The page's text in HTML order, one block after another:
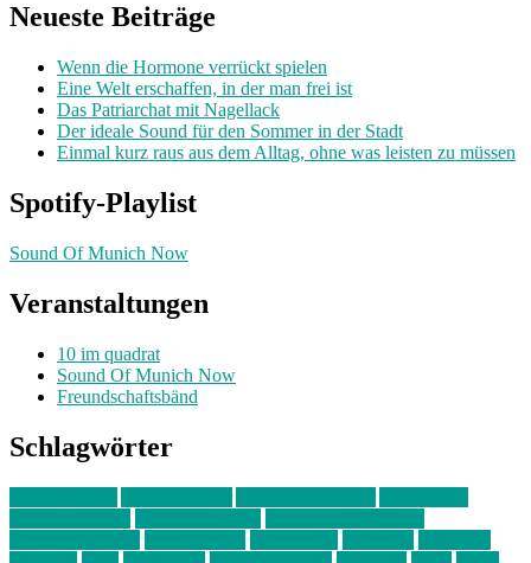
Neueste Beiträge
Wenn die Hormone verrückt spielen
Eine Welt erschaffen, in der man frei ist
Das Patriarchat mit Nagellack
Der ideale Sound für den Sommer in der Stadt
Einmal kurz raus aus dem Alltag, ohne was leisten zu müssen
Spotify-Playlist
Sound Of Munich Now
Veranstaltungen
10 im quadrat
Sound Of Munich Now
Freundschaftsbänd
Schlagwörter